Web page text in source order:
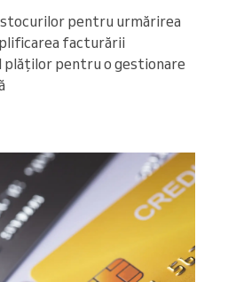
stocurilor pentru urmărirea
facturării
plăților pentru o gestionare